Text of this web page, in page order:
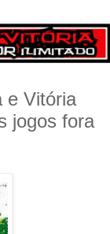
e Vitória
jogos fora